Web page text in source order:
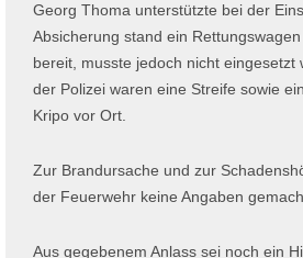
Georg Thoma unterstützte bei der
Absicherung stand ein
bereit, musste jedoch nicht eingesetzt
der Polizei waren eine Streife sowie
Kripo vor Ort.
Zur Brandursache und zur
der Feuerwehr keine Angaben
Aus gegebenem Anlass sei noch ein